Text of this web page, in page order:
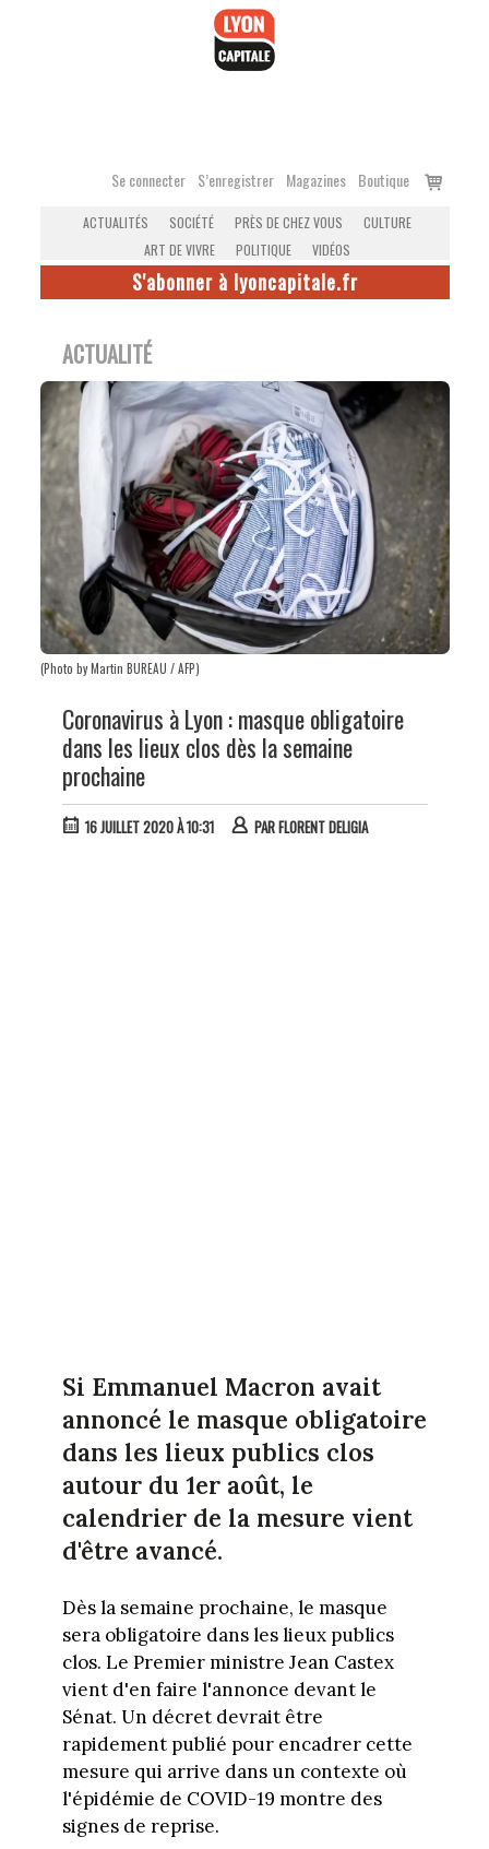
Se connecter S’enregistrer Magazines Boutique
Voir
ACTUALITÉS SOCIÉTÉ PRÈS DE CHEZ VOUS
CULTURE
ART DE VIVRE
POLITIQUE VIDÉOS
S'abonner à lyoncapitale.fr
ACTUALITÉ
(Photo by Martin BUREAU / AFP)
Coronavirus à Lyon : masque obligatoire
dans les lieux clos dès la semaine
prochaine
16 JUILLET 2020 À 10:31 PARFLORENT DELIGIA
Si Emmanuel Macron avait
annoncé le masque obligatoire
dans les lieux publics clos
autour du 1er août, le
calendrier de la mesure vient
d'être avancé.
Dès la semaine prochaine, le masque
sera obligatoire dans les lieux publics
clos. Le Premier ministre Jean Castex
vient d'en faire l'annonce devant le
Sénat. Un décret devrait être
rapidement publié pour encadrer cette
mesure qui arrive dans un contexte où
l'épidémie de COVID-19 montre des
signes de reprise.